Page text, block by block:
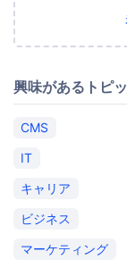
興味があるトピ
CMS
IT
キャリア
ビジネス
マーケティング